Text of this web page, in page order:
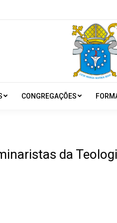
CONGREGAÇÕES
da